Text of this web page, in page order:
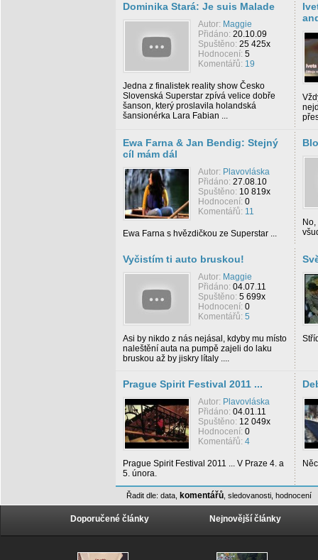
Dominika Stará: Je suis Malade
Autor: Maggie
Přidáno: 20.10.09
Spuštěno: 25 425x
Hodnocení: 5
Komentářů: 19
Jedna z finalistek reality show Česko
Slovenská Superstar zpívá velice dobře
šanson, který proslavila holandská
šansionérka Lara Fabian ...
Ewa Farna & Jan Bendig: Stejný
cíl mám dál
Autor: Plavovláska
Přidáno: 27.08.10
Spuštěno: 10 819x
Hodnocení: 0
Komentářů: 11
Ewa Farna s hvězdičkou ze Superstar ...
Vyčistím ti auto bruskou!
Autor: Maggie
Přidáno: 04.07.11
Spuštěno: 5 699x
Hodnocení: 0
Komentářů: 5
Asi by nikdo z nás nejásal, kdyby mu místo
naleštění auta na pumpě zajeli do laku
bruskou až by jiskry lítaly ....
Prague Spirit Festival 2011 ...
Autor: Plavovláska
Přidáno: 04.01.11
Spuštěno: 12 049x
Hodnocení: 0
Komentářů: 4
Prague Spirit Festival 2011 ... V Praze 4. a
5. února.
Řadit dle: data komentářů sledovanosti hodnocení
Doporučené články Nejnovější články